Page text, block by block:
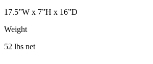
17.5”W x 7”H x 16”D
Weight
52 lbs net